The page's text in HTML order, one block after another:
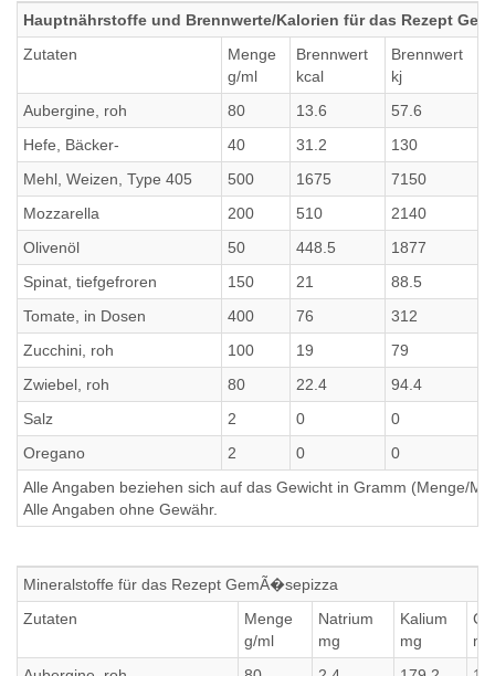
Hauptnährstoffe und Brennwerte/Kalorien für das Rezept
Zutaten
Menge
g/ml
Brennwert
kcal
Brennwert
kj
Aubergine, roh
80 13.6 57.6
Hefe, Bäcker-
40 31.2 130
Mehl, Weizen, Type 405
500 1675 7150
Mozzarella
200 510 2140
Olivenöl
50 448.5 1877
Spinat, tiefgefroren
150 21 88.5
Tomate, in Dosen
400 76 312
Zucchini, roh
100 19 79
Zwiebel, roh
80 22.4 94.4
Salz
2 0 0
Oregano
2 0 0
Alle Angaben beziehen sich auf das Gewicht in Gramm (Menge/
Alle Angaben ohne Gewähr.
Mineralstoffe für das Rezept GemÃ�sepizza
Zutaten
Menge
g/ml
Natrium
mg
Kalium
mg
mg